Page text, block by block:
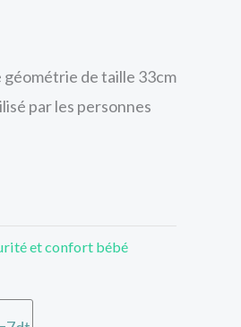
géométrie de taille 33cm
par les personnes
et confort bébé